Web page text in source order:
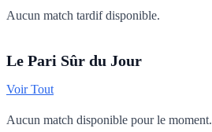
Aucun match tardif disponible.
Le Pari Sûr du Jour
Voir Tout
Aucun match disponible pour le moment.